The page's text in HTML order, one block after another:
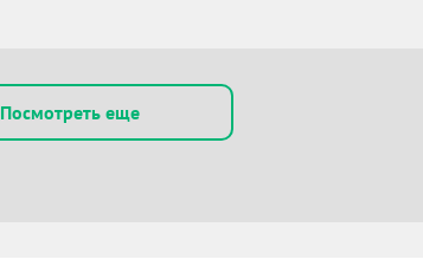
Посмотреть еще